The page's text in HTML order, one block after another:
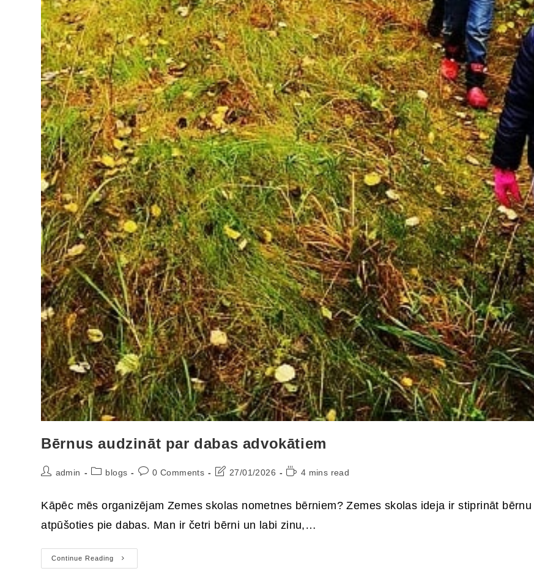
Bērnus audzināt par dabas advokātiem
admin blogs 0 Comments 27/01/2026 4 mins read
Kāpēc mēs organizējam Zemes skolas nometnes bērniem? Zemes skolas ideja ir stiprināt
atpūšoties pie dabas. Man ir četri bērni un labi zinu,…
Continue Reading